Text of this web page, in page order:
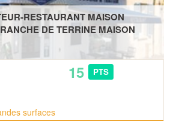
RESTAURANT MAISON
DE TERRINE MAISON
15 PTS
surfaces